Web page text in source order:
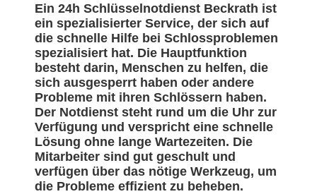
Ein 24h Schlüsselnotdienst Beckrath ist
ein spezialisierter Service, der sich auf
die schnelle Hilfe bei Schlossproblemen
spezialisiert hat. Die Hauptfunktion
besteht darin, Menschen zu helfen, die
sich ausgesperrt haben oder andere
Probleme mit ihren Schlössern haben.
Der Notdienst steht rund um die Uhr zur
Verfügung und verspricht eine schnelle
Lösung ohne lange Wartezeiten. Die
Mitarbeiter sind gut geschult und
verfügen über das nötige Werkzeug, um
die Probleme effizient zu beheben.